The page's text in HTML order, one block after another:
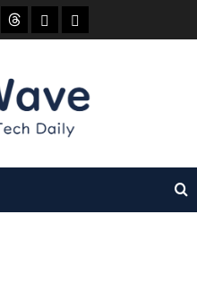
ThreadsBlueskyMastodon